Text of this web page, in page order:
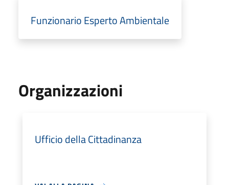
Funzionario Esperto Ambientale
Organizzazioni
Ufficio della Cittadinanza